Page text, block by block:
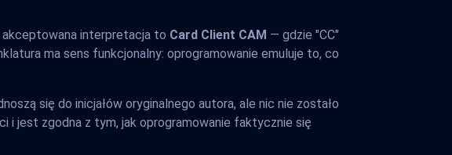
akceptowana interpretacja to Card Client CAM — gdzie "CC"
ma sens funkcjonalny: oprogramowanie emuluje to, co
się do inicjałów oryginalnego autora, ale nic nie zostało
i jest zgodna z tym, jak oprogramowanie faktycznie się